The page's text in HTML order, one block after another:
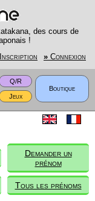
des cours de
!
Inscription » Connexion
Q/R
Boutique
Jeux
Demander un
prénom
Tous les prénoms